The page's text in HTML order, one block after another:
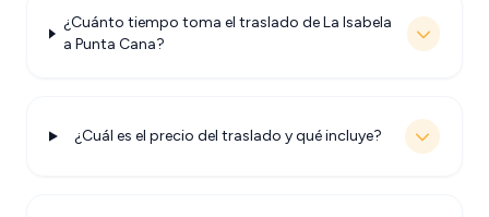
¿Cuánto tiempo toma el traslado de La Isabela
a Punta Cana?
¿Cuál es el precio del traslado y qué incluye?